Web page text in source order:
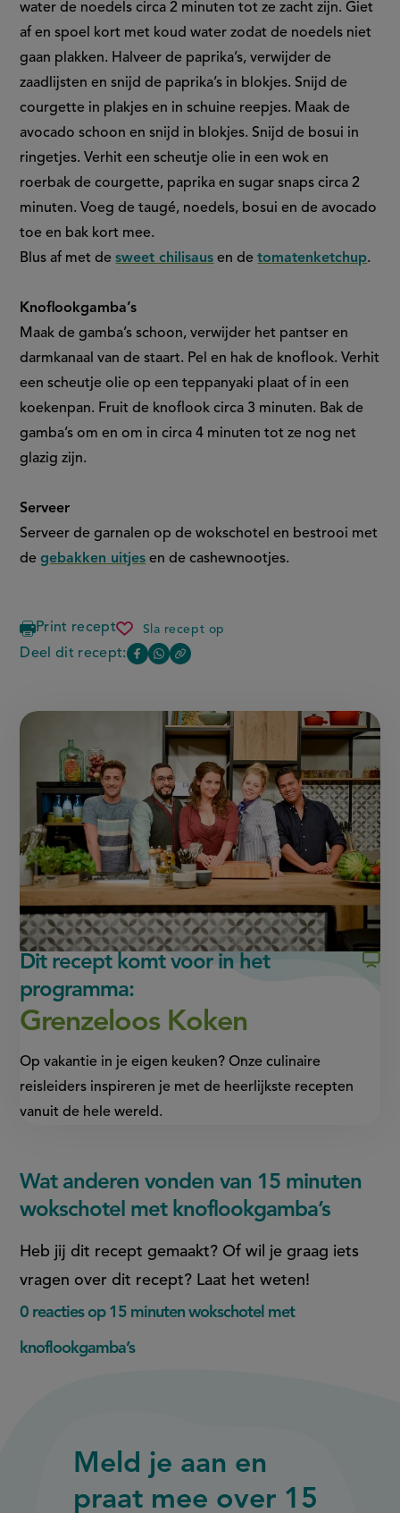
water de noedels circa 2 minuten tot ze zacht zijn. Giet
af en spoel kort met koud water zodat de noedels niet
gaan plakken. Halveer de paprika’s, verwijder de
zaadlijsten en snijd de paprika’s in blokjes. Snijd de
courgette in plakjes en in schuine reepjes. Maak de
avocado schoon en snijd in blokjes. Snijd de bosui in
ringetjes. Verhit een scheutje olie in een wok en
roerbak de courgette, paprika en sugar snaps circa 2
minuten. Voeg de taugé, noedels, bosui en de avocado
toe en bak kort mee.
Blus af met desweet chilisaus en detomatenketchup.
Knoflookgamba’s
Maak de gamba’s schoon, verwijder het pantser en
darmkanaal van de staart. Pel en hak de knoflook. Verhit
een scheutje olie op een teppanyaki plaat of in een
koekenpan. Fruit de knoflook circa 3 minuten. Bak de
gamba’s om en om in circa 4 minuten tot ze nog net
glazig zijn.
Serveer
Serveer de garnalen op de wokschotel en bestrooi met
degebakken uitjes en de cashewnootjes.
Print recept Sla recept op
15
minuten
wokschotel
Deel dit recept:
Deel
pagina
Facebook
(opent
in
nieuw
venster,
externe
link)
Deel
pagina
op
WhatsApp
(opent
in
nieuw
venster,
externe
link)
Copy
of
this
page
Dit recept komt voor in het
programma:
Grenzeloos Koken
Op vakantie in je eigen keuken? Onze culinaire
reisleiders inspireren je met de heerlijkste recepten
vanuit de hele wereld.
Wat anderen vonden van 15 minuten
wokschotel met knoflookgamba’s
Heb jij dit recept gemaakt? Of wil je graag iets
vragen over dit recept? Laat het weten!
0 reacties op 15 minuten wokschotel met
knoflookgamba’s
Meld je aan en
praat mee over 15